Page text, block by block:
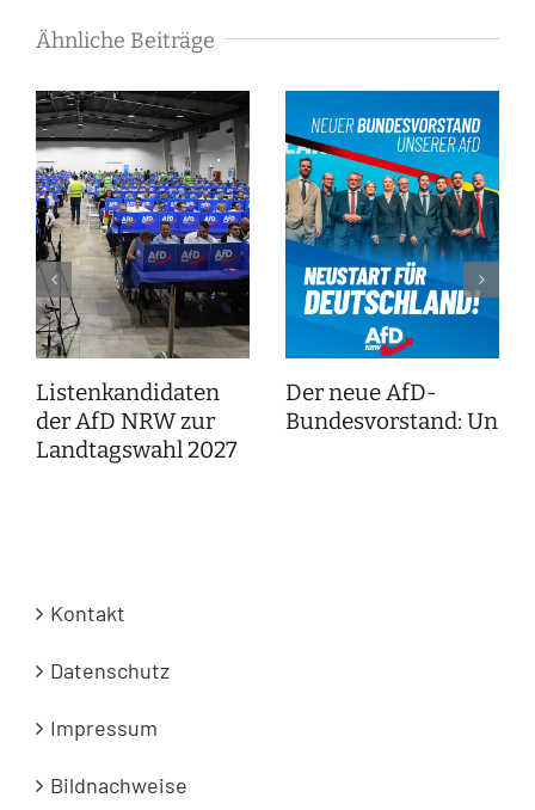
Ähnliche Beiträge
Listenkandidaten
der AfD NRW zur
Landtagswahl 2027
Der neue AfD-
Bundesvorstand:
Kontakt
Datenschutz
Impressum
Bildnachweise